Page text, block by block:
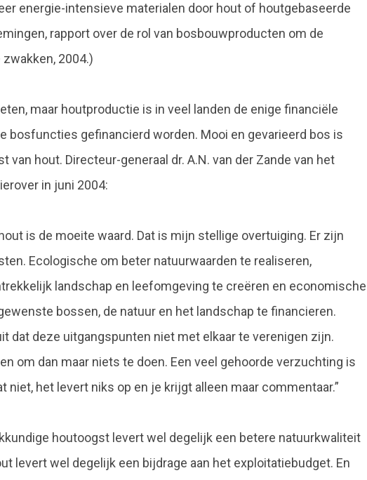
energie-intensieve materialen door hout of houtgebaseerde
rapport over de rol van bosbouwproducten om de
2004.)
maar houtproductie is in veel landen de enige financiële
bosfuncties gefinancierd worden. Mooi en gevarieerd bos is
van hout. Directeur-generaal dr. A.N. van der Zande van het
in juni 2004:
is de moeite waard. Dat is mijn stellige overtuiging. Er zijn
Ecologische om beter natuurwaarden te realiseren,
landschap en leefomgeving te creëren en economische
bossen, de natuur en het landschap te financieren.
dat deze uitgangspunten niet met elkaar te verenigen zijn.
om dan maar niets te doen. Een veel gehoorde verzuchting is
niet, het levert niks op en je krijgt alleen maar commentaar.”
houtoogst levert wel degelijk een betere natuurkwaliteit
levert wel degelijk een bijdrage aan het exploitatiebudget. En